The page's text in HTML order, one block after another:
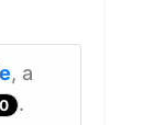
, a
.